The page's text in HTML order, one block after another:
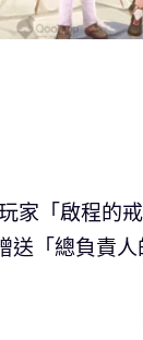
家「啟程的
「總負責人